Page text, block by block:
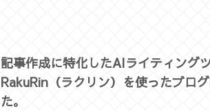
記事作成に特化したAIライティング
RakuRin（ラクリン）を使ったブロ
た。